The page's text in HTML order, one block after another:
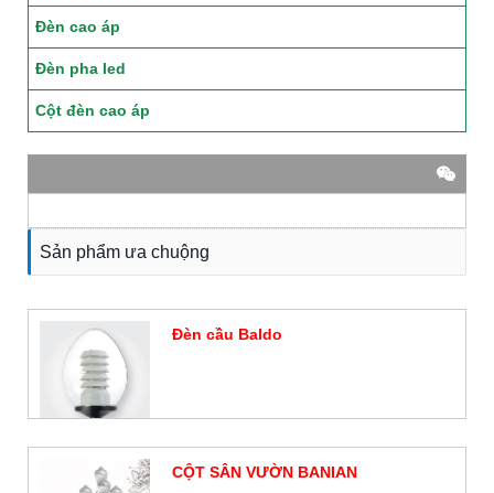
Đèn cao áp
Đèn pha led
Cột đèn cao áp
Sản phẩm ưa chuộng
Đèn cầu Baldo
CỘT SÂN VƯỜN BANIAN